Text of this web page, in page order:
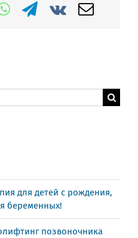
WhatsApp
Telegram
Vk Email
для детей с рождения,
беременных!
позвоночника